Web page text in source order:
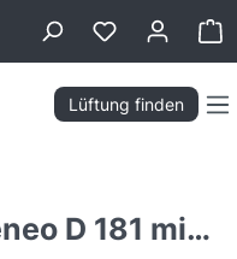
Lüftung finden
D 181 mit